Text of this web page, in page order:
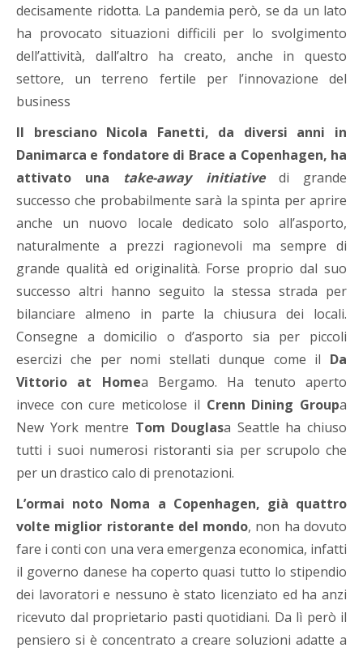
decisamente ridotta. La pandemia però, se da un lato
ha provocato situazioni difficili per lo svolgimento
dell’attività, dall’altro ha creato, anche in questo
settore, un terreno fertile per l’innovazione del
business
Il bresciano Nicola Fanetti, da diversi anni in
Danimarca e fondatore di Brace a Copenhagen, ha
attivato una take-away initiative di grande
successo che probabilmente sarà la spinta per aprire
anche un nuovo locale dedicato solo all’asporto,
naturalmente a prezzi ragionevoli ma sempre di
grande qualità ed originalità. Forse proprio dal suo
successo altri hanno seguito la stessa strada per
bilanciare almeno in parte la chiusura dei locali.
Consegne a domicilio o d’asporto sia per piccoli
esercizi che per nomi stellati dunque come il Da
Vittorio at Homea Bergamo. Ha tenuto aperto
invece con cure meticolose il Crenn Dining Groupa
New York mentre Tom Douglasa Seattle ha chiuso
tutti i suoi numerosi ristoranti sia per scrupolo che
per un drastico calo di prenotazioni.
L’ormai noto Noma a Copenhagen, già quattro
volte miglior ristorante del mondo, non ha dovuto
fare i conti con una vera emergenza economica, infatti
il governo danese ha coperto quasi tutto lo stipendio
dei lavoratori e nessuno è stato licenziato ed ha anzi
ricevuto dal proprietario pasti quotidiani. Da lì però il
pensiero si è concentrato a creare soluzioni adatte a